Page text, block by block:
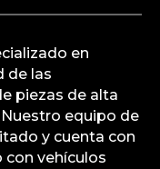
en
de las
piezas de alta
equipo de
y cuenta con
con vehículos